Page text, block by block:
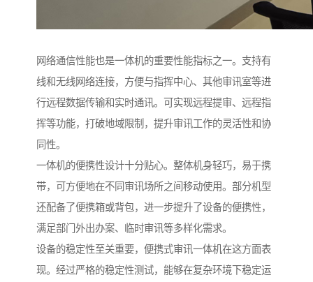
网络通信性能也是一体机的重要性能指标之一。支持有
线和无线网络连接，方便与指挥中心、其他审讯室等进
行远程数据传输和实时通讯。可实现远程提审、远程指
挥等功能，打破地域限制，提升审讯工作的灵活性和协
同性。​
一体机的便携性设计十分贴心。整体机身轻巧，易于携
带，可方便地在不同审讯场所之间移动使用。部分机型
还配备了便携箱或背包，进一步提升了设备的便携性，
满足部门外出办案、临时审讯等多样化需求。​
设备的稳定性至关重要，便携式审讯一体机在这方面表
现。经过严格的稳定性测试，能够在复杂环境下稳定运